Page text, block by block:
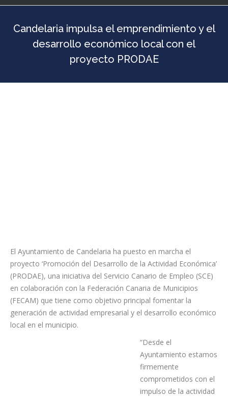
Candelaria impulsa el emprendimiento y el
desarrollo económico local con el
proyecto PRODAE
El Ayuntamiento de Candelaria ha puesto en marcha el
proyecto ‘Promoción del Desarrollo de la Actividad Económica’
(PRODAE), una iniciativa del Servicio Canario de Empleo (SCE)
en colaboración con la Federación Canaria de Municipios
(FECAM) que tiene como objetivo principal fomentar la
generación de actividad empresarial y el desarrollo económico
“Desde el
Ayuntamiento estamos
firmemente